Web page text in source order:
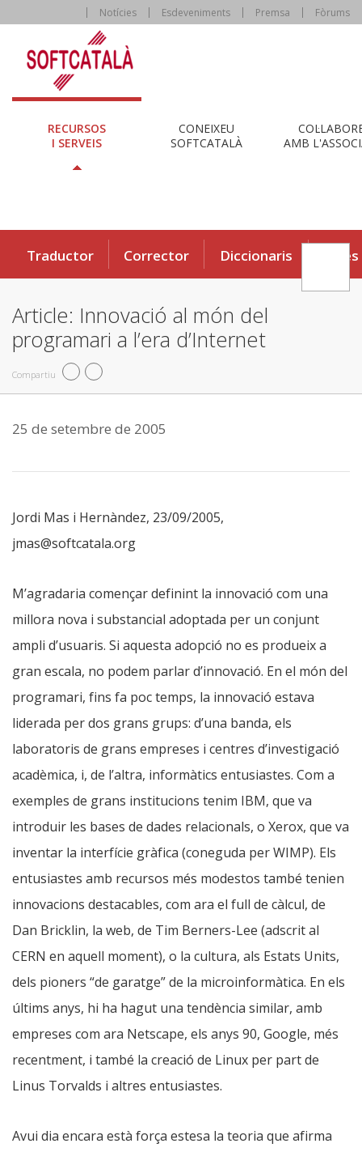
Notícies Esdeveniments Premsa Fòrums
RECURSOS
I SERVEIS
CONEIXEU
SOFTCATALÀ
AMB
Traductor Corrector Diccionaris Eines
Article: Innovació al món del
programari a l’era d’Internet
Compartiu
25 de setembre de 2005
Jordi Mas i Hernàndez, 23/09/2005,
jmas@softcatala.org
M’agradaria començar definint la innovació com una
millora nova i substancial adoptada per un conjunt
ampli d’usuaris. Si aquesta adopció no es produeix a
gran escala, no podem parlar d’innovació. En el món del
programari, fins fa poc temps, la innovació estava
liderada per dos grans grups: d’una banda, els
laboratoris de grans empreses i centres d’investigació
acadèmica, i, de l’altra, informàtics entusiastes. Com a
exemples de grans institucions tenim IBM, que va
introduir les bases de dades relacionals, o Xerox, que va
inventar la interfície gràfica (coneguda per WIMP). Els
entusiastes amb recursos més modestos també tenien
innovacions destacables, com ara el full de càlcul, de
Dan Bricklin, la web, de Tim Berners-Lee (adscrit al
CERN en aquell moment), o la cultura, als Estats Units,
dels pioners “de garatge” de la microinformàtica. En els
últims anys, hi ha hagut una tendència similar, amb
empreses com ara Netscape, els anys 90, Google, més
recentment, i també la creació de Linux per part de
Linus Torvalds i altres entusiastes.
Avui dia encara està força estesa la teoria que afirma